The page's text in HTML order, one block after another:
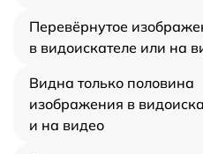
Перевёрнутое
в видоискателе или на
Видна только половина
изображения в
и на видео